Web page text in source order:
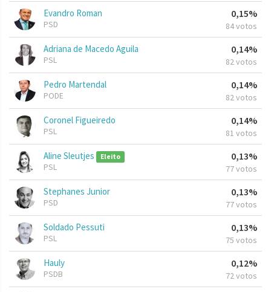
Evandro Roman
PSD
0,15%
84 votos
Adriana de Macedo Aguila
PSL
0,14%
82 votos
Pedro Martendal
PODE
0,14%
82 votos
Coronel Figueiredo
PSL
0,14%
81 votos
Aline Sleutjes Eleito
PSL
0,13%
77 votos
Stephanes Junior
PSD
0,13%
77 votos
Soldado Pessuti
PSL
0,13%
75 votos
Hauly
PSDB
0,12%
72 votos